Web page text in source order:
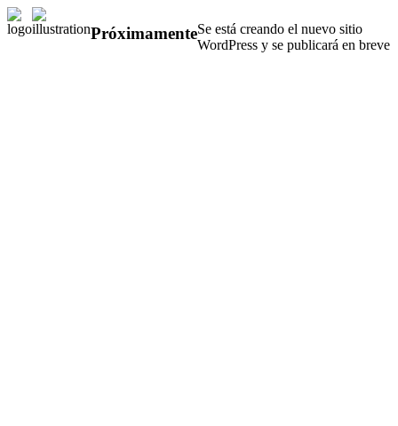
PróximamenteSe está creando el nuevo sitio
WordPress y se publicará en breve